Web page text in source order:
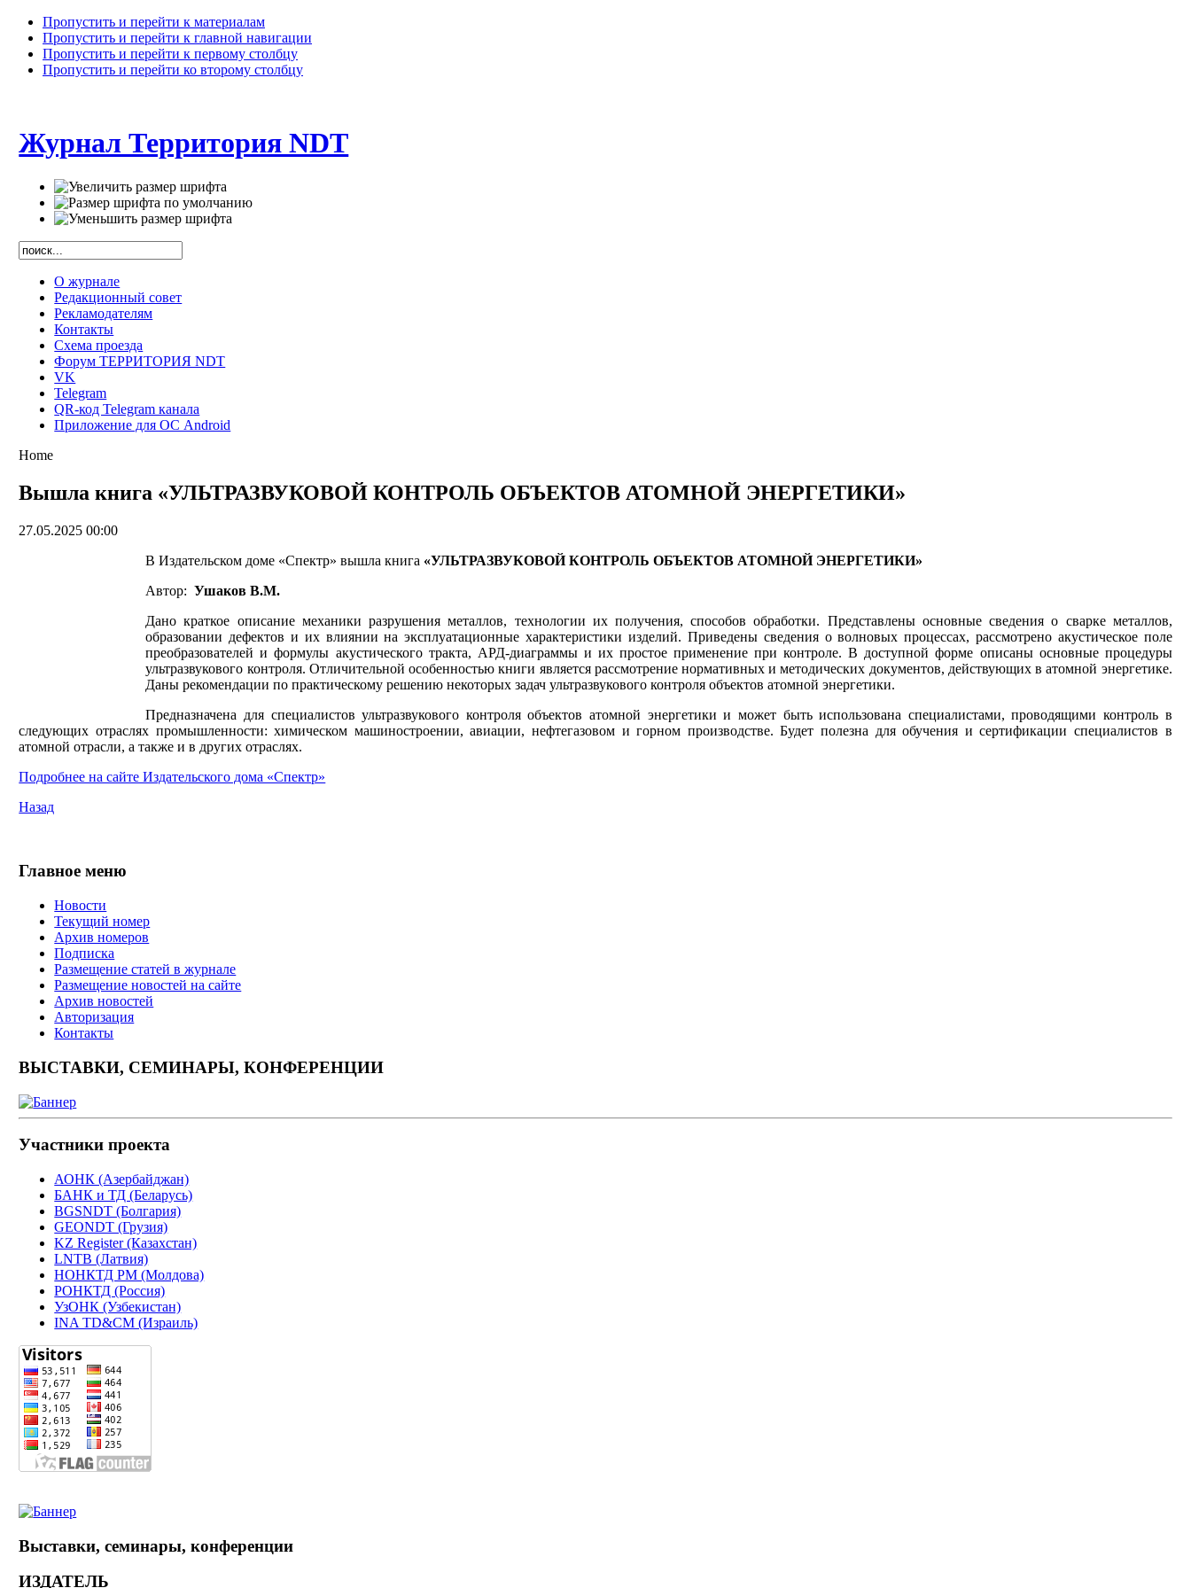
Пропустить и перейти к материалам
Пропустить и перейти к главной навигации
Пропустить и перейти к первому столбцу
Пропустить и перейти ко второму столбцу
Журнал Территория NDT
О журнале
Редакционный совет
Рекламодателям
Контакты
Схема проезда
Форум ТЕРРИТОРИЯ NDT
VK
Telegram
QR-код Telegram канала
Приложение для ОС Android
Home
Вышла книга «УЛЬТРАЗВУКОВОЙ КОНТРОЛЬ ОБЪЕКТОВ АТОМНОЙ ЭНЕРГЕТИКИ»
27.05.2025 00:00
В Издательском доме «Спектр» вышла книга «УЛЬТРАЗВУКОВОЙ КОНТРОЛЬ ОБЪЕКТОВ АТОМНОЙ ЭНЕРГЕТИКИ»
Автор: Ушаков В.М.
Дано краткое описание механики разрушения металлов, технологии их получения, способов обработки. Представлены основные сведения о сварке металлов,
образовании дефектов и их влиянии на эксплуатационные характеристики изделий. Приведены сведения о волновых процессах, рассмотрено акустическое поле
преобразователей и формулы акустического тракта, АРД-диаграммы и их простое применение при контроле. В доступной форме описаны основные процедуры
ультразвукового контроля. Отличительной особенностью книги является рассмотрение нормативных и методических документов, действующих в атомной энергетике.
Даны рекомендации по практическому решению некоторых задач ультразвукового контроля объектов атомной энергетики.
Предназначена для специалистов ультразвукового контроля объектов атомной энергетики и может быть использована специалистами, проводящими контроль в
следующих отраслях промышленности: химическом машиностроении, авиации, нефтегазовом и горном производстве. Будет полезна для обучения и сертификации специалистов в
атомной отрасли, а также и в других отраслях.
Подробнее на сайте Издательского дома «Спектр»
Назад
Главное меню
Новости
Текущий номер
Архив номеров
Подписка
Размещение статей в журнале
Размещение новостей на сайте
Архив новостей
Авторизация
Контакты
ВЫСТАВКИ, СЕМИНАРЫ, КОНФЕРЕНЦИИ
Участники проекта
АОНК (Азербайджан)
БАНК и ТД (Беларусь)
BGSNDT (Болгария)
GEONDT (Грузия)
KZ Register (Казахстан)
LNTB (Латвия)
НОНКТД РМ (Молдова)
РОНКТД (Россия)
УзОНК (Узбекистан)
INA TD&CM (Израиль)
Выставки, семинары, конференции
ИЗДАТЕЛЬ